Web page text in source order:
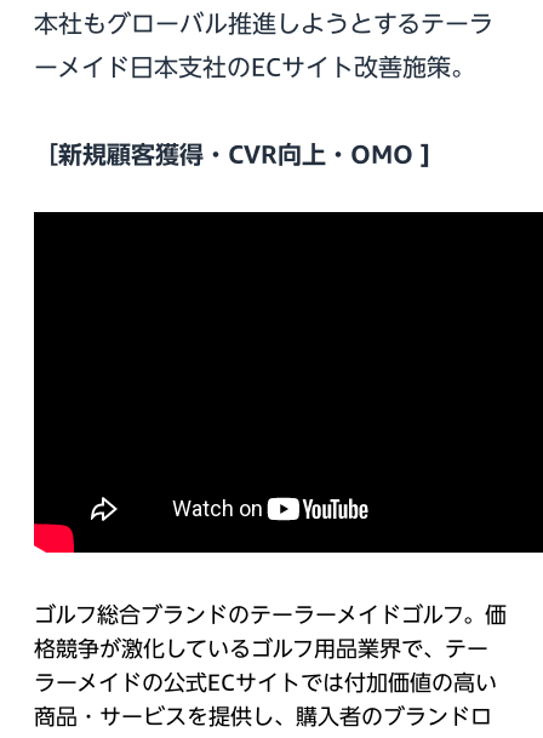
本社もグローバル推進しようとするテーラ
ーメイド日本支社のECサイト改善施策。
［新規顧客獲得・CVR向上・OMO ]
ゴルフ総合ブランドのテーラーメイドゴルフ。価
格競争が激化しているゴルフ用品業界で、テー
ラーメイドの公式ECサイトでは付加価値の高い
商品・サービスを提供し、購入者のブランドロ